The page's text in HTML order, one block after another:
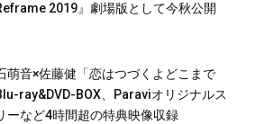
2019』劇場版として今秋公開
萌音×佐藤健「恋はつづくよどこまで
ray&DVD-BOX、Paraviオリジナルス
ーなど4時間超の特典映像収録